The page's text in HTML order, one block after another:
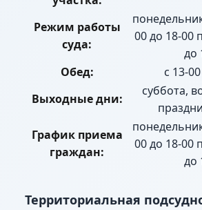
Режим работы
суда:
00 до 18-00
до
Обед:
с 13-
Выходные дни:
суббота,
График приема
граждан:
00 до 18-00
до
Территориальная